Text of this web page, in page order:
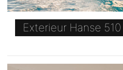
Exterieur Hanse 510